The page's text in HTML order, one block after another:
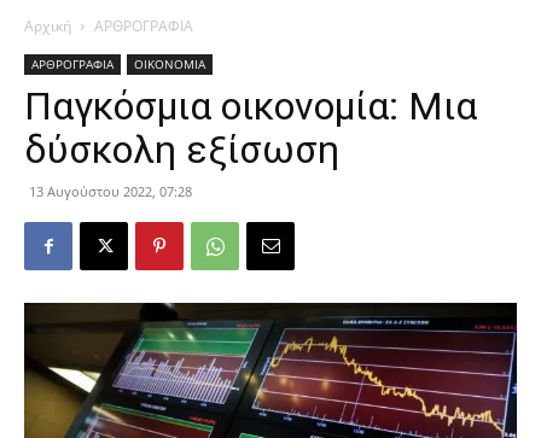
Αρχική ΑΡΘΡΟΓΡΑΦΙΑ
ΑΡΘΡΟΓΡΑΦΙΑ ΟΙΚΟΝΟΜΙΑ
Παγκόσμια οικονομία: Μια
δύσκολη εξίσωση
13 Αυγούστου 2022, 07:28